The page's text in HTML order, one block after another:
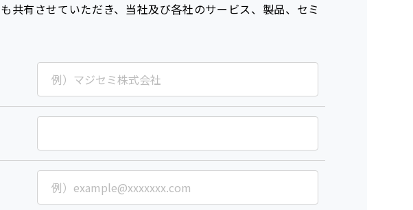
共有させていただき、当社及び各社のサービス、製品、セミ